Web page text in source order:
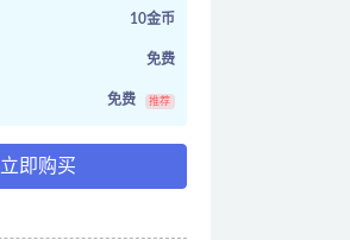
10金币
免费
免费 推荐
立即购买